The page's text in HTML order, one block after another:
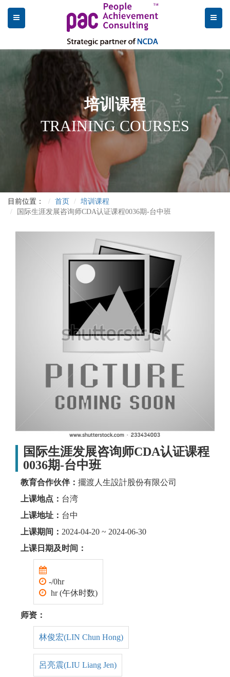
培训课程
TRAINING COURSES
目前位置： 首页
培训课程
国际生涯发展咨询师CDA认证课程0036期-台中班
国际生涯发展咨询师CDA认证课程
0036期-台中班
教育合作伙伴： 擺渡人生設計股份有限公司
上课地点： 台湾
上课地址： 台中
上课期间： 2024-04-20 ~ 2024-06-30
上课日期及时间：
-/0hr
hr (午休时数)
师资：
林俊宏(LIN Chun Hong)
呂亮震(LIU Liang Jen)